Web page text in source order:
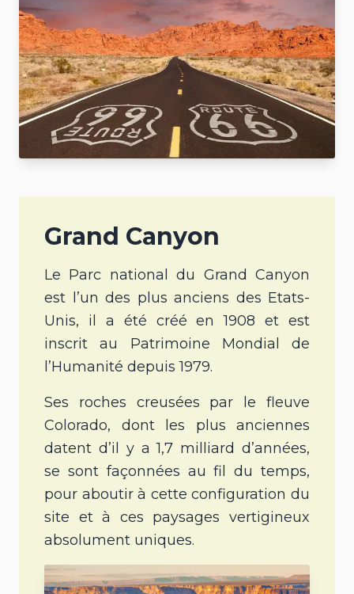
Grand Canyon
Le Parc national du Grand Canyon
est l’un des plus anciens des Etats-
Unis, il a été créé en 1908 et est
inscrit au Patrimoine Mondial de
l’Humanité depuis 1979.
Ses roches creusées par le fleuve
Colorado, dont les plus anciennes
datent d’il y a 1,7 milliard d’années,
se sont façonnées au fil du temps,
pour aboutir à cette configuration du
site et à ces paysages vertigineux
absolument uniques.